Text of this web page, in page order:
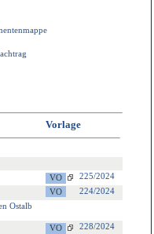
Vorlage
225/2024
224/2024
Ostalb
228/2024